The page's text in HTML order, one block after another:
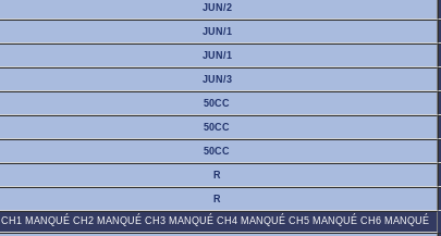
JUN/2
JUN/1
JUN/1
JUN/3
50CC
50CC
50CC
R
R
CH1 MANQUÉ CH2 MANQUÉ CH3 MANQUÉ CH4 MANQUÉ CH5 MANQUÉ CH6 MANQUÉ